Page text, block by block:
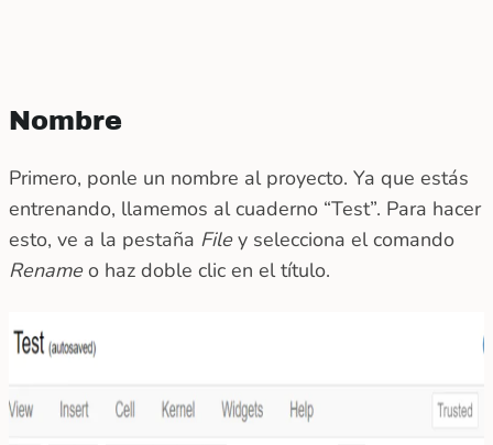
Nombre
Primero, ponle un nombre al proyecto. Ya que estás
entrenando, llamemos al cuaderno “Test”. Para hacer
esto, ve a la pestaña Filey selecciona el comando
Renameo haz doble clic en el título.